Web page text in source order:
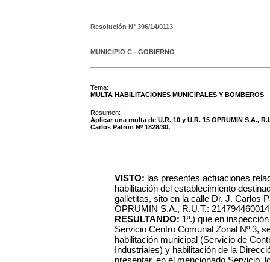
Resolución N° 396/14/0113
MUNICIPIO C - GOBIERNO
Tema:
MULTA HABILITACIONES MUNICIPALES Y BOMBEROS
Resumen:
Aplicar una multa de U.R. 10 y U.R. 15 OPRUMIN S.A.,
Carlos Patron Nº 1828/30,
VISTO: las presentes actuaciones
habilitación del establecimiento
galletitas, sito en la calle Dr. J. Carlos
OPRUMIN S.A., R.U.T.:
RESULTANDO: 1º.) que en
Servicio Centro Comunal Zonal Nº 3,
habilitación municipal (Servicio de
Industriales) y habilitación de la
presentar, en el mencionado Servicio,